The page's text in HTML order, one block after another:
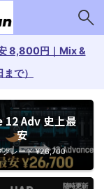
8,800円｜Mix &
で）
12 Adv 史上最
安
グレード ¥26,700